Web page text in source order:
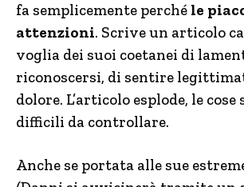
fa semplicemente perché le
attenzioni. Scrive un articolo
voglia dei suoi coetanei di
riconoscersi, di sentire
dolore. L’articolo esplode, le cose
difficili da controllare.
Anche se portata alle sue